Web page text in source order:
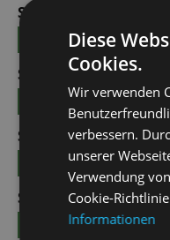
SUN | 27.09.2026 |
TICKETS
15 €
SUN | 04.10.2026 |
TICKETS
15 €
SUN | 25.10.2026 |
TICKETS
15 €
SUN | 08.11.2026 |
TICKETS
15 €
Diese
Cookies.
Wir verwenden
verbessern.
unserer
Verwendung
Cookie-
Informationen